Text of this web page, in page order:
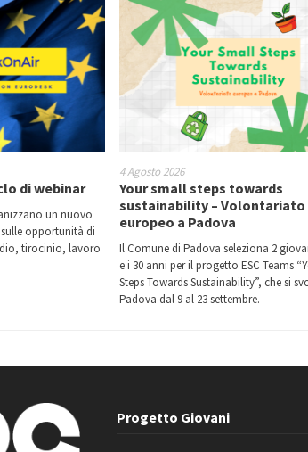
di webinar
un nuovo
opportunità di
tirocinio, lavoro
4 Agosto 2026
Your small steps towards
sustainability – Volontariato
europeo a Padova
Il Comune di Padova seleziona 2
e i 30 anni per il progetto ESC Teams
Steps Towards Sustainability”, che si
Padova dal 9 al 23 settembre.
Progetto Giovani